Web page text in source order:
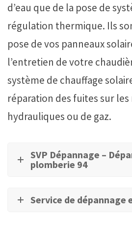
d’eau que de la pose de
régulation thermique. Ils
pose de vos panneaux
l’entretien de votre
système de chauffage
réparation des fuites sur les
hydrauliques ou de gaz.
SVP Dépannage –
plomberie 94
Service de dépannage